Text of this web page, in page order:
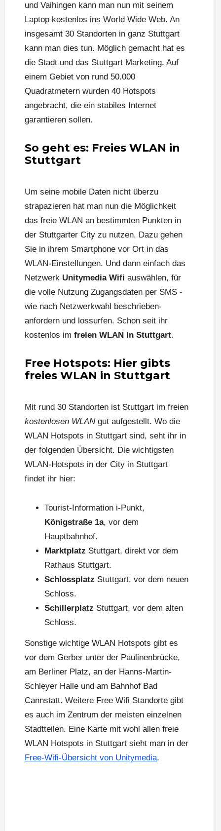
und Vaihingen kann man nun mit seinem
Laptop kostenlos ins World Wide Web. An
insgesamt 30 Standorten in ganz Stuttgart
kann man dies tun. Möglich gemacht hat es
die Stadt und das Stuttgart Marketing. Auf
einem Gebiet von rund 50.000
Quadratmetern wurden 40 Hotspots
angebracht, die ein stabiles Internet
garantieren sollen.
So geht es: Freies WLAN in
Stuttgart
Um seine mobile Daten nicht überzu
strapazieren hat man nun die Möglichkeit
das freie WLAN an bestimmten Punkten in
der Stuttgarter City zu nutzen. Dazu gehen
Sie in ihrem Smartphone vor Ort in das
WLAN-Einstellungen. Und dann einfach das
Netzwerk Unitymedia Wifi auswählen, für
die volle Nutzung Zugangsdaten per SMS -
wie nach Netzwerkwahl beschrieben-
anfordern und lossurfen. Schon seit ihr
kostenlos im freien WLAN in Stuttgart.
Free Hotspots: Hier gibts
freies WLAN in Stuttgart
Mit rund 30 Standorten ist Stuttgart im freien
kostenlosen WLANgut aufgestellt. Wo die
WLAN Hotspots in Stuttgart sind, seht ihr in
der folgenden Übersicht. Die wichtigsten
WLAN-Hotspots in der City in Stuttgart
findet ihr hier:
Tourist-Information i-Punkt,
Königstraße 1a, vor dem
Hauptbahnhof.
Marktplatz Stuttgart, direkt vor dem
Rathaus Stuttgart.
Schlossplatz Stuttgart, vor dem neuen
Schloss.
Schillerplatz Stuttgart, vor dem alten
Schloss.
Sonstige wichtige WLAN Hotspots gibt es
vor dem Gerber unter der Paulinenbrücke,
am Berliner Platz, an der Hanns-Martin-
Schleyer Halle und am Bahnhof Bad
Cannstatt. Weitere Free Wifi Standorte gibt
es auch im Zentrum der meisten einzelnen
Stadtteilen. Eine Karte mit wohl allen freie
WLAN Hotspots in Stuttgart sieht man in der
Free-Wifi-Übersicht von Unitymedia.